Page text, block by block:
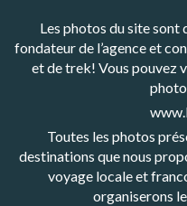
Les photos du site sont
fondateur de l’agence et
et de trek! Vous pouvez
Toutes les photos
destinations que nous
voyage locale et
organiserons